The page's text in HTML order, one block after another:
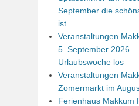
September die
ist
Veranstaltungen
5. September 2026
Urlaubswoche los
Veranstaltungen
Zomermarkt im
Ferienhaus Makkum